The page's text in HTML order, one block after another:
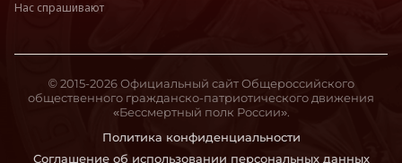
Нас спрашивают
Политика конфиденциальности
Соглашение об использовании персональных данных
© 2015-2026 Официальный сайт Общероссийского
общественного гражданско-патриотического движения
«Бессмертный полк России».